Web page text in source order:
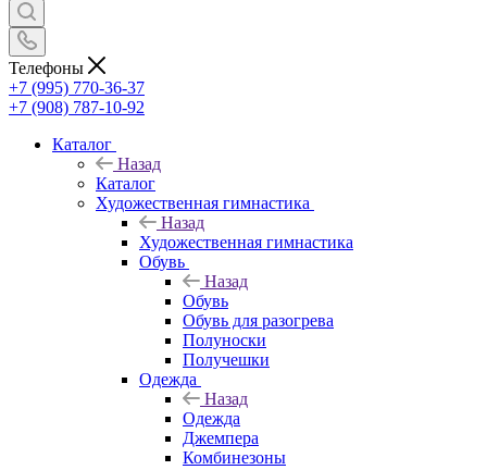
Телефоны
+7 (995) 770-36-37
+7 (908) 787-10-92
Каталог
Назад
Каталог
Художественная гимнастика
Назад
Художественная гимнастика
Обувь
Назад
Обувь
Обувь для разогрева
Полуноски
Получешки
Одежда
Назад
Одежда
Джемпера
Комбинезоны